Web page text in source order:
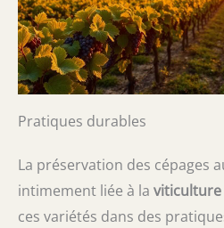
Pratiques durables
La préservation des cépages
intimement liée à la
ces variétés dans des